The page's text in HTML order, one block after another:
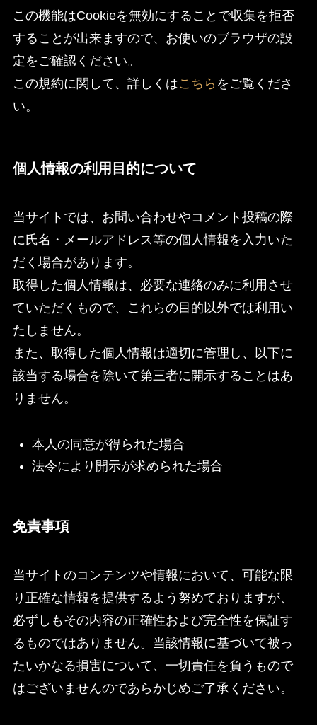
この機能はCookieを無効にすることで収集を拒否
することが出来ますので、お使いのブラウザの設
定をご確認ください。
この規約に関して、詳しくはこちら をご覧くださ
い。
個人情報の利用目的について
当サイトでは、お問い合わせやコメント投稿の際
に氏名・メールアドレス等の個人情報を入力いた
だく場合があります。
取得した個人情報は、必要な連絡のみに利用させ
ていただくもので、これらの目的以外では利用い
たしません。
また、取得した個人情報は適切に管理し、以下に
該当する場合を除いて第三者に開示することはあ
りません。
本人の同意が得られた場合
法令により開示が求められた場合
免責事項
当サイトのコンテンツや情報において、可能な限
り正確な情報を提供するよう努めておりますが、
必ずしもその内容の正確性および完全性を保証す
るものではありません。当該情報に基づいて被っ
たいかなる損害について、一切責任を負うもので
はございませんのであらかじめご了承ください。